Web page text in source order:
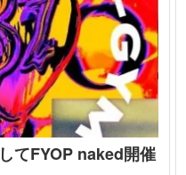
てFYOP naked開催